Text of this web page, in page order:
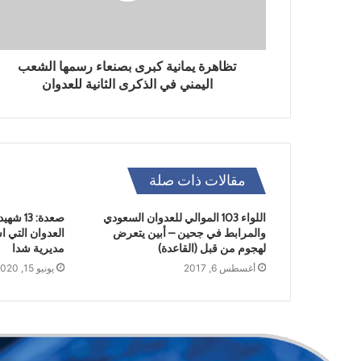
تظاهرة يمانية كبرى بصنعاء رسمها الشعب
اليمني في الذكرى الثانية للعدوان
مقالات ذات صلة
اللواء 103 الموالي للعدوان السعودي
والمرابط في جحين – أبين يتعرض
لهجوم من قبل (القاعدة)
أغسطس 6, 2017
صعدة:
العدوان
مديرية شدا
يونيو 15, 2020